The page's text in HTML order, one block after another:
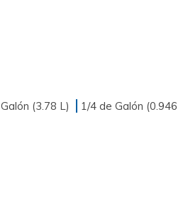
Galón (3.78 L)
1/4 de Galón (0.946